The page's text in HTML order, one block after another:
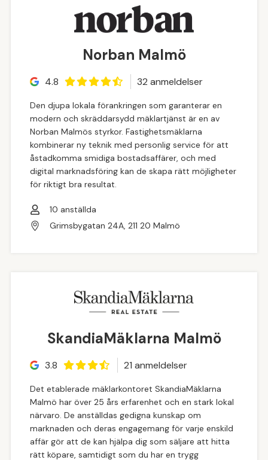
Norban Malmö
4.8 32 anmeldelser
Den djupa lokala förankringen som garanterar en
modern och skräddarsydd mäklartjänst är en av
Norban Malmös styrkor. Fastighetsmäklarna
kombinerar ny teknik med personlig service för att
åstadkomma smidiga bostadsaffärer, och med
digital marknadsföring kan de skapa rätt möjligheter
för riktigt bra resultat.
10 anställda
Grimsbygatan 24A, 211 20 Malmö
SkandiaMäklarna Malmö
3.8 21 anmeldelser
Det etablerade mäklarkontoret SkandiaMäklarna
Malmö har över 25 års erfarenhet och en stark lokal
närvaro. De anställdas gedigna kunskap om
marknaden och deras engagemang för varje enskild
affär gör att de kan hjälpa dig som säljare att hitta
rätt köpare, samtidigt som du har en trygg